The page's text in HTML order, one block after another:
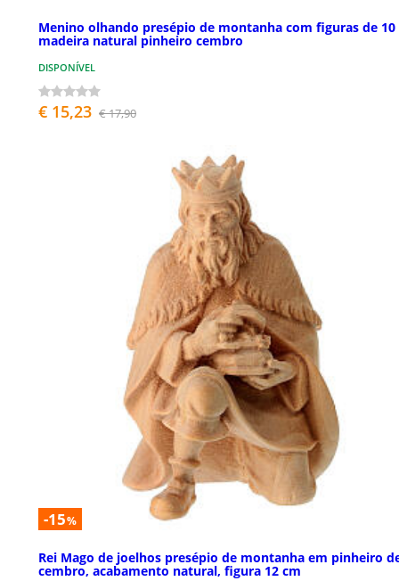
Menino olhando presépio de montanha com figuras de 10
madeira natural pinheiro cembro
DISPONÍVEL
€ 15,23 € 17,90
-15%
Rei Mago de joelhos presépio de montanha em pinheiro
cembro, acabamento natural, figura 12 cm